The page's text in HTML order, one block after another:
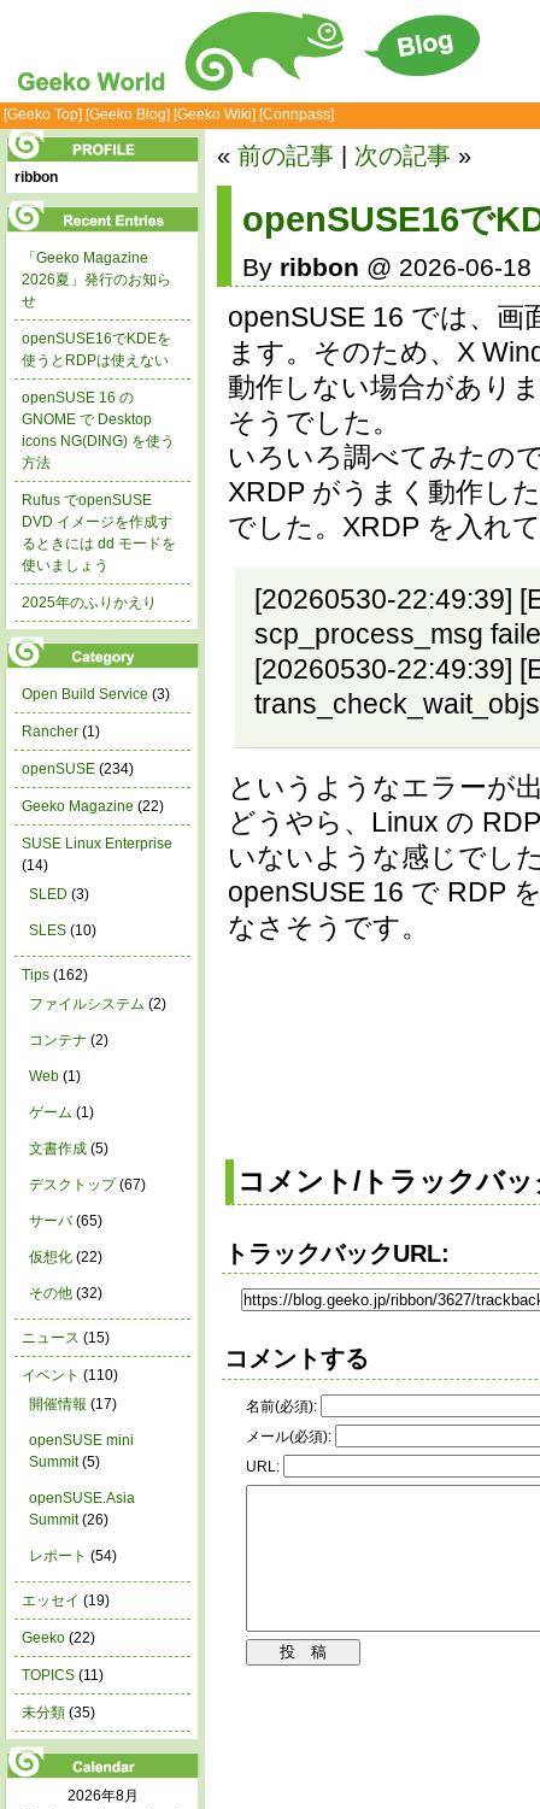
[Geeko Top] [Geeko Blog] [Geeko Wiki] [Connpass]
« 前の記事 次の記事 »
openSUSE16で
By ribbon @ 2026-06-18
openSUSE 16 では、
ます。そのため、X
動作しない場合があり
そうでした。
いろいろ調べてみたの
XRDP がうまく動作し
でした。XRDP を入れ
[20260530-22:49:39]
scp_process_msg
[20260530-22:49:39]
というようなエラーが
どうやら、Linux の
いないような感じでし
openSUSE 16 で RDP
なさそうです。
コメント/トラックバ
トラックバックURL:
コメントする
名前(必須):
メール(必須):
URL:
ribbon
「Geeko Magazine
2026夏」発行のお知ら
せ
openSUSE16でKDEを
使うとRDPは使えない
openSUSE 16 の
GNOME で Desktop
icons NG(DING) を使う
方法
Rufus でopenSUSE
DVD イメージを作成す
るときには dd モードを
使いましょう
2025年のふりかえり
Open Build Service (3)
Rancher (1)
openSUSE (234)
Geeko Magazine (22)
SUSE Linux Enterprise
(14)
SLED (3)
SLES (10)
Tips (162)
ファイルシステム (2)
コンテナ (2)
Web (1)
ゲーム (1)
文書作成 (5)
デスクトップ(67)
サーバ(65)
仮想化 (22)
その他 (32)
ニュース (15)
イベント (110)
開催情報 (17)
openSUSE mini
Summit(5)
openSUSE.Asia
Summit(26)
レポート (54)
エッセイ (19)
Geeko (22)
TOPICS (11)
未分類 (35)
2026年8月